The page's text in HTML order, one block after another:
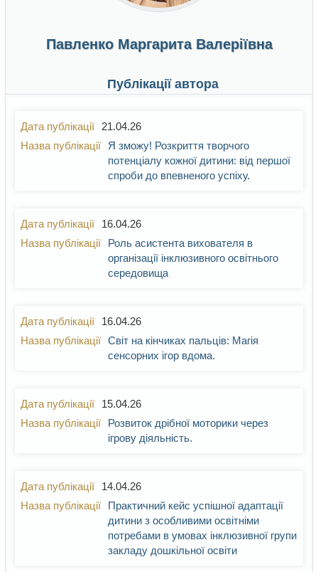
Павленко Маргарита Валеріївна
Публікації автора
21.04.26
Я зможу! Розкриття творчого
потенціалу кожної дитини: від першої
спроби до впевненого успіху.
16.04.26
Роль асистента вихователя в
організації інклюзивного освітнього
середовища
16.04.26
Світ на кінчиках пальців: Магія
сенсорних ігор вдома.
15.04.26
Розвиток дрібної моторики через
ігрову діяльність.
14.04.26
Практичний кейс успішної адаптації
дитини з особливими освітніми
потребами в умовах інклюзивної групи
закладу дошкільної освіти